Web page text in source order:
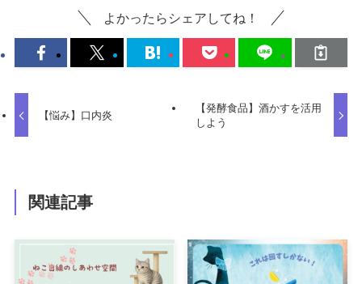
よかったらシェアしてね！
【悩み】口内炎
【発酵食品】酒かすを活用
しよう
関連記事